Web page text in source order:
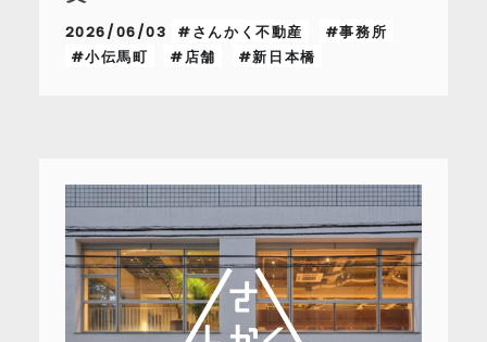
2026/06/03 #さんかく不動産
#事務所
#小伝馬町
#店舗 #新日本橋